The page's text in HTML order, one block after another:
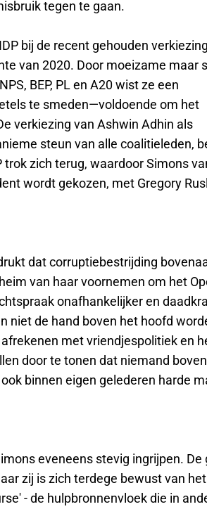
tegen te gaan.
bij de recent gehouden
van 2020. Door moeizame maar
BEP, PL en A20 wist ze een
te smeden—voldoende om het
verkiezing van Ashwin Adhin als
steun van alle coalitieleden,
zich terug, waardoor Simons
wordt gekozen, met Gregory
dat corruptiebestrijding
van haar voornemen om het
onafhankelijker en
niet de hand boven het hoofd
met vriendjespolitiek en
door te tonen dat niemand
binnen eigen gelederen harde
eveneens stevig ingrijpen. De
zij is zich terdege bewust van
- de hulpbronnenvloek die in